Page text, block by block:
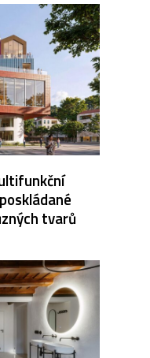
tvarů